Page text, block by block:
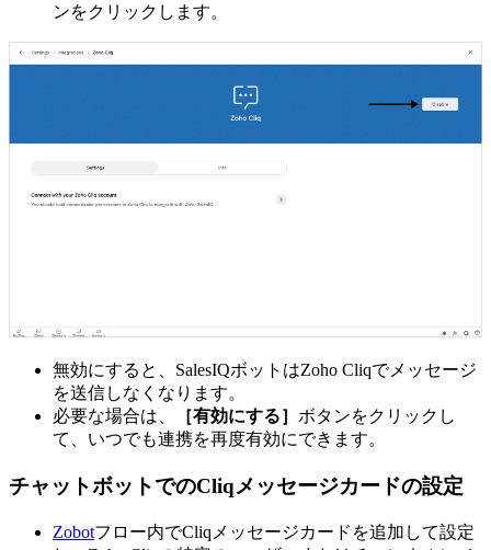
ンをクリックします。
無効にすると、SalesIQボットはZoho Cliqでメッセージ
を送信しなくなります。
必要な場合は、
［有効にする］ ボタンをクリックし
て、いつでも連携を再度有効にできます。
チャットボットでのCliqメッセージカードの設定
Zobotフロー内でCliqメッセージカードを追加して設定